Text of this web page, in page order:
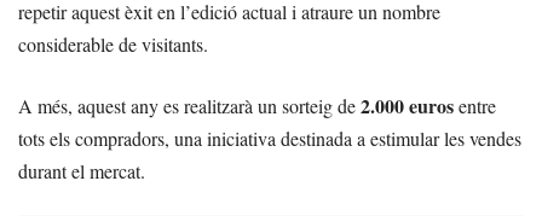
repetir aquest èxit en l’edició actual i atraure un nombre
considerable de visitants.
A més, aquest any es realitzarà un sorteig de2.000 eurosentre
tots els compradors, una iniciativa destinada a estimular les vendes
durant el mercat.